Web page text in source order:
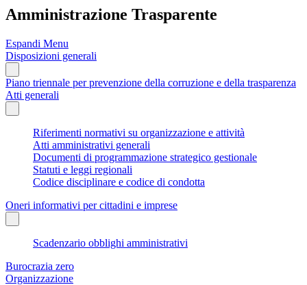
Amministrazione Trasparente
Espandi Menu
Disposizioni generali
Piano triennale per prevenzione della corruzione e della trasparenza
Atti generali
Riferimenti normativi su organizzazione e attività
Atti amministrativi generali
Documenti di programmazione strategico gestionale
Statuti e leggi regionali
Codice disciplinare e codice di condotta
Oneri informativi per cittadini e imprese
Scadenzario obblighi amministrativi
Burocrazia zero
Organizzazione